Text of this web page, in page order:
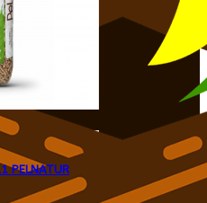
PELNATUR